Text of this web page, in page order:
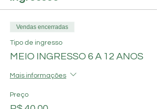
Vendas encerradas
Tipo de ingresso
MEIO INGRESSO 6 A 12 ANOS
Mais informações
Preço